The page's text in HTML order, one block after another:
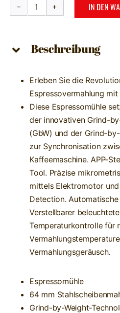
MAHLKÖNIG
E64
weiss
mit
integrierter
Waage
Menge
IN DEN
Beschreibung
Erleben Sie die
Espressovermahlung mit
Diese Espressomühle
der innovativen Grind-
(GbW) und der Grind-
zur Synchronisation
Kaffeemaschine. APP-
Tool. Präzise
mittels Elektromotor
Detection.
Verstellbarer
Temperaturkontrolle für
Vermahlungsgeräusch.
Espressomühle
64 mm
Grind-by-Weight-